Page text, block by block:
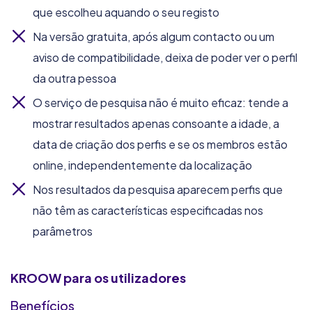
que escolheu aquando o seu registo
Na versão gratuita, após algum contacto ou um
aviso de compatibilidade, deixa de poder ver o perfil
da outra pessoa
O serviço de pesquisa não é muito eficaz: tende a
mostrar resultados apenas consoante a idade, a
data de criação dos perfis e se os membros estão
online, independentemente da localização
Nos resultados da pesquisa aparecem perfis que
não têm as características especificadas nos
parâmetros
KROOWpara os utilizadores
Benefícios